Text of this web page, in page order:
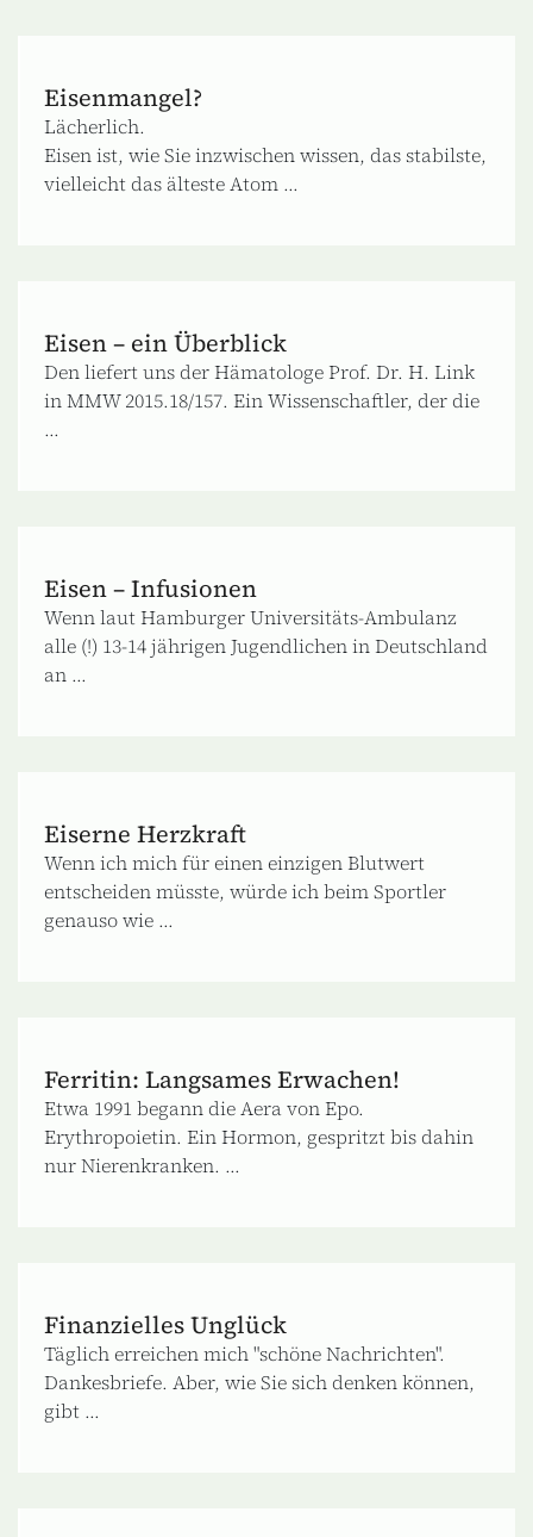
Eisenmangel?
Lächerlich.
Eisen ist, wie Sie inzwischen wissen, das stabilste,
vielleicht das älteste Atom ...
Eisen – ein Überblick
Den liefert uns der Hämatologe Prof. Dr. H. Link
in MMW 2015.18/157. Ein Wissenschaftler, der die
...
Eisen – Infusionen
Wenn laut Hamburger Universitäts-Ambulanz
alle (!) 13-14 jährigen Jugendlichen in Deutschland
an ...
Eiserne Herzkraft
Wenn ich mich für einen einzigen Blutwert
entscheiden müsste, würde ich beim Sportler
genauso wie ...
Ferritin: Langsames Erwachen!
Etwa 1991 begann die Aera von Epo.
Erythropoietin. Ein Hormon, gespritzt bis dahin
nur Nierenkranken. ...
Finanzielles Unglück
Täglich erreichen mich "schöne Nachrichten".
Dankesbriefe. Aber, wie Sie sich denken können,
gibt ...